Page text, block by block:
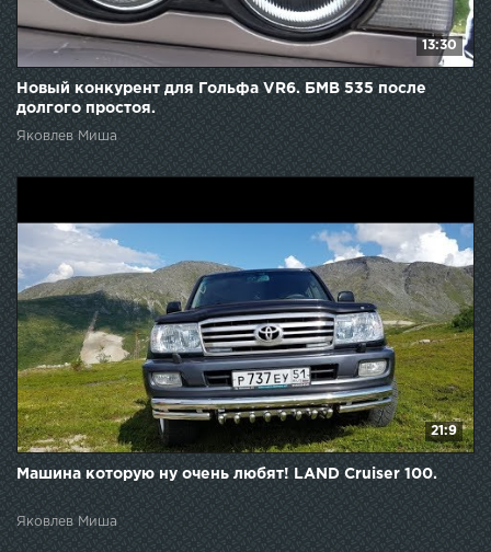
13:30
Новый конкурент для Гольфа VR6. БМВ 535 после
долгого простоя.
Яковлев Миша
21:9
Машина которую ну очень любят! LAND Cruiser 100.
Яковлев Миша